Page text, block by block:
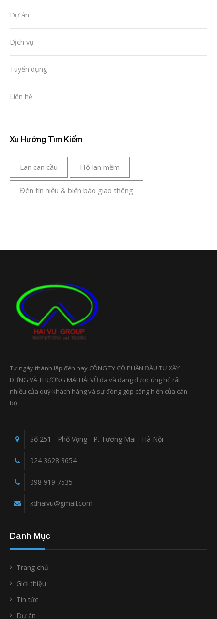
Dự án
Dịch vụ
Tuyển dụng
Liên hệ
Xu Hướng Tìm Kiếm
Lan can cầu Hộ lan mềm
Đèn tín hiệu & biển báo giao thông
Từ ngày thành lập đến nay CÔNG TY CỔ PHẦN ĐẦU TƯ XÂY
DỰNG VÀ THƯƠNG MẠI HẢI VŨ đã và đang được ủng hộ rất
nhiều của quý khách hàng và sự đóng góp cống hiến của cán
bộ.
Số 251 - Phố Vọng - P. Tương Mai - Hà Nội
024 3628 8654
098 919 7535
xdhaivu@gmail.com
Danh Mục
Trang chủ
Giới thiệu
Tin tức
Dự án